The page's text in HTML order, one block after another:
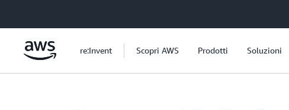
re:Invent Scopri AWS Prodotti Soluzioni